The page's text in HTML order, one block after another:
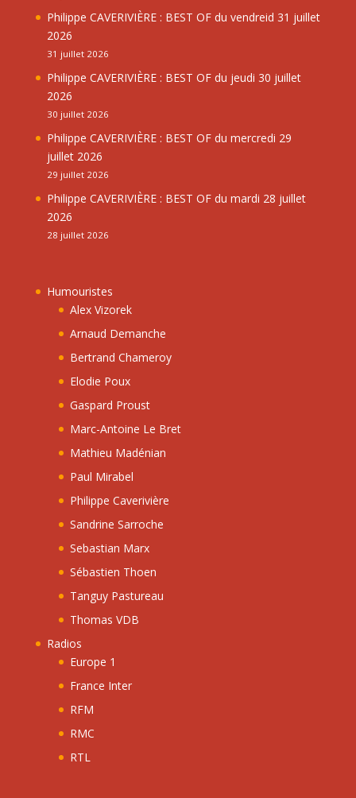
Philippe CAVERIVIÈRE : BEST OF du vendreid 31 juillet
2026
31 juillet 2026
Philippe CAVERIVIÈRE : BEST OF du jeudi 30 juillet
2026
30 juillet 2026
Philippe CAVERIVIÈRE : BEST OF du mercredi 29
juillet 2026
29 juillet 2026
Philippe CAVERIVIÈRE : BEST OF du mardi 28 juillet
2026
28 juillet 2026
Humouristes
Alex Vizorek
Arnaud Demanche
Bertrand Chameroy
Elodie Poux
Gaspard Proust
Marc-Antoine Le Bret
Mathieu Madénian
Paul Mirabel
Philippe Caverivière
Sandrine Sarroche
Sebastian Marx
Sébastien Thoen
Tanguy Pastureau
Thomas VDB
Radios
Europe 1
France Inter
RFM
RMC
RTL